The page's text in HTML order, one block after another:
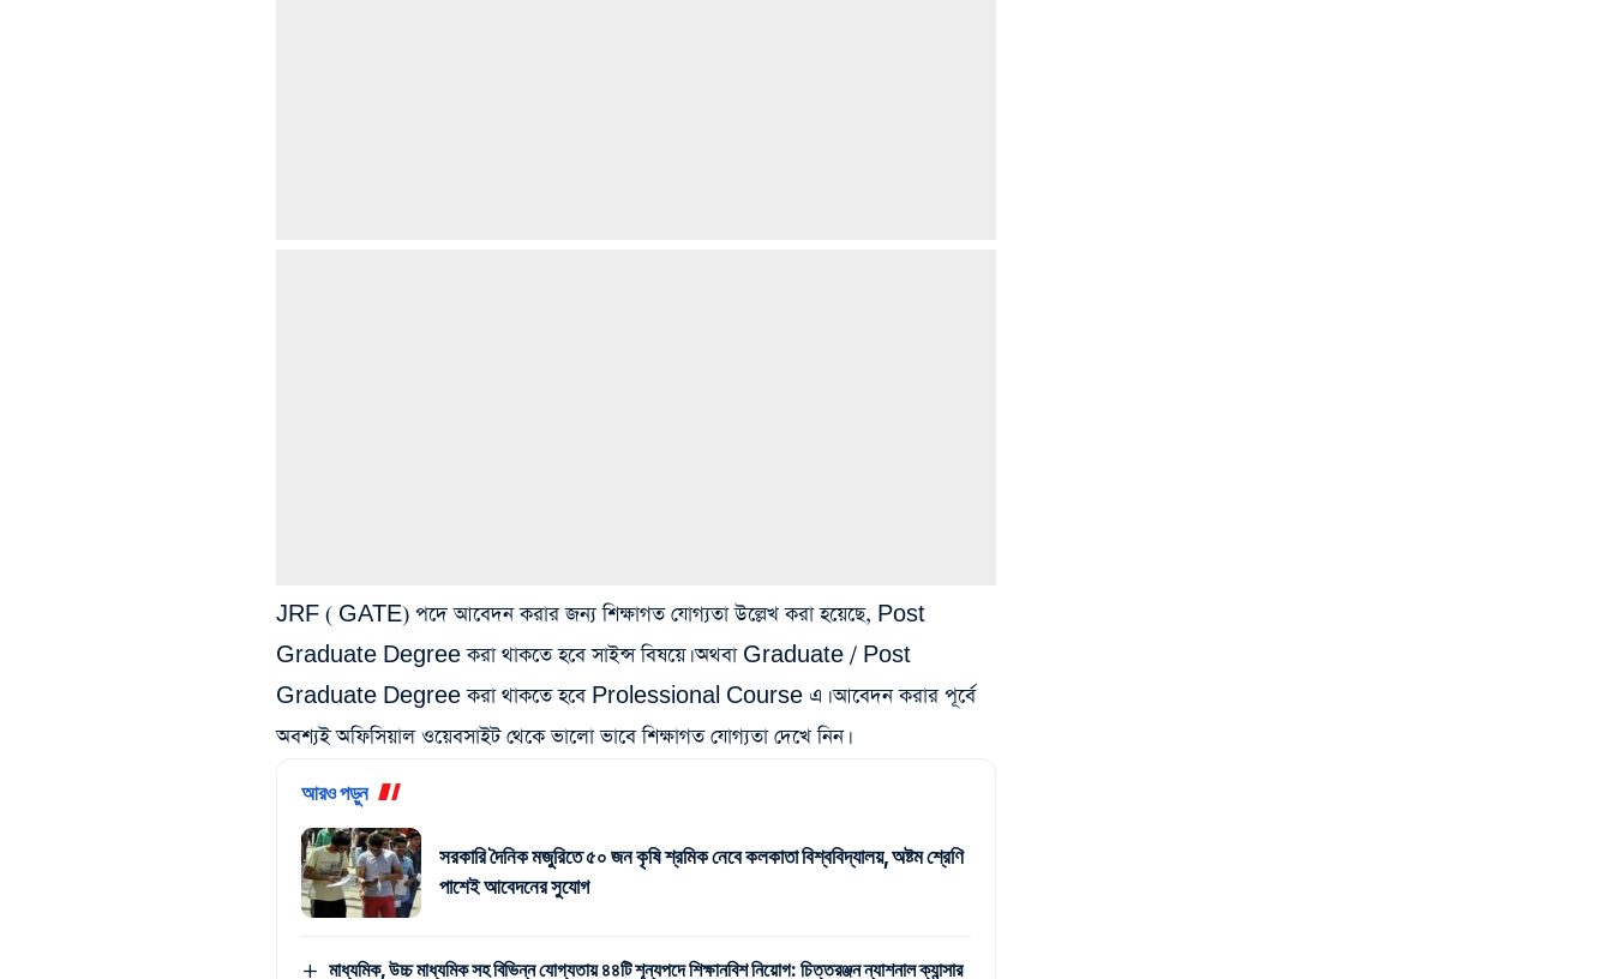
JRF ( GATE) পদে আবেদন করার জন্য শিক্ষাগত যোগ্যতা উল্লেখ করা হয়েছে, Post
Graduate Degree করা থাকতে হবে সাইন্স বিষয়ে। অথবা Graduate / Post
Graduate Degree করা থাকতে হবে Prolessional Course এ। আবেদন করার পূর্বে
অবশ্যই অফিসিয়াল ওয়েবসাইট থেকে ভালো ভাবে শিক্ষাগত যোগ্যতা দেখে নিন।
আরও পড়ুন
সরকারি দৈনিক মজুরিতে ৫০ জন কৃষি শ্রমিক নেবে কলকাতা বিশ্ববিদ্যালয়, অষ্টম শ্রেণি
পাশেই আবেদনের সুযোগ
মাধ্যমিক, উচ্চ মাধ্যমিক সহ বিভিন্ন যোগ্যতায় ৪৪টি শূন্যপদে শিক্ষানবিশ নিয়োগ: চিত্তরঞ্জন ন্যাশনাল ক্যান্সার